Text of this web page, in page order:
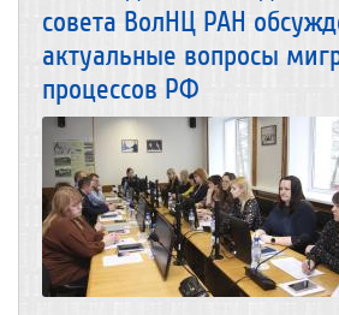
совета ВолНЦ РАН
актуальные вопросы
процессов РФ